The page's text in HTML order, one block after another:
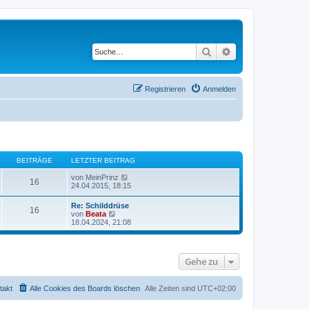
Suche
Anmelden
Registrieren
BEITRÄGE LETZTER BEITRAG
16 von MeinPrinz
e
s
t
e
r
r
a
g
24.04.2015, 18:15
16
Re: Schilddrüse
von Beata
e
u
e
18.04.2024, 21:08
Gehe zu
Alle Zeiten sind UTC+02:00
Alle Cookies des Boards löschen